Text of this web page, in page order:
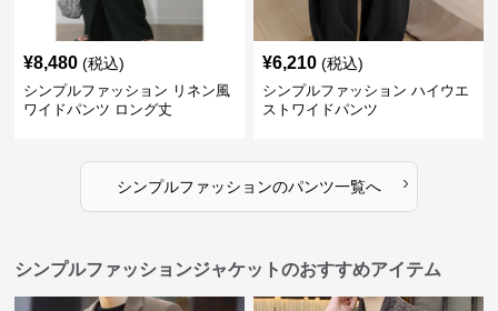
¥8,480 (税込)
シンプルファッション リネン風
ワイドパンツ ロング丈
¥6,210 (税込)
シンプルファッション ハイウエ
ストワイドパンツ
シンプルファッションのパンツ一覧へ ›
シンプルファッションジャケットのおすすめアイテム